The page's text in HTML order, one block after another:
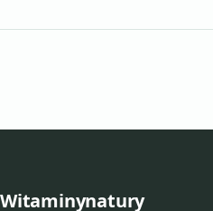
Witaminynatury